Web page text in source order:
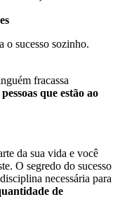
o sucesso sozinho.
fracassa
que estão ao
da sua vida e você
O segredo do sucesso
necessária para
de